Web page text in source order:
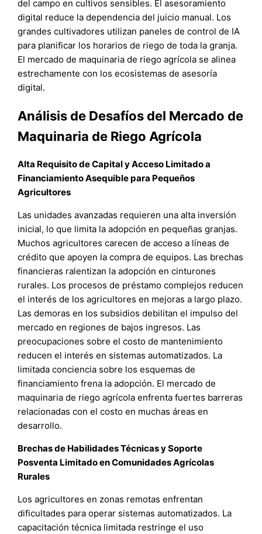
del campo en cultivos sensibles. El asesoramiento
digital reduce la dependencia del juicio manual. Los
grandes cultivadores utilizan paneles de control de IA
para planificar los horarios de riego de toda la granja.
El mercado de maquinaria de riego agrícola se alinea
estrechamente con los ecosistemas de asesoría
digital.
Análisis de Desafíos del Mercado de
Maquinaria de Riego Agrícola
Alta Requisito de Capital y Acceso Limitado a
Financiamiento Asequible para Pequeños
Agricultores
Las unidades avanzadas requieren una alta inversión
inicial, lo que limita la adopción en pequeñas granjas.
Muchos agricultores carecen de acceso a líneas de
crédito que apoyen la compra de equipos. Las brechas
financieras ralentizan la adopción en cinturones
rurales. Los procesos de préstamo complejos reducen
el interés de los agricultores en mejoras a largo plazo.
Las demoras en los subsidios debilitan el impulso del
mercado en regiones de bajos ingresos. Las
preocupaciones sobre el costo de mantenimiento
reducen el interés en sistemas automatizados. La
limitada conciencia sobre los esquemas de
financiamiento frena la adopción. El mercado de
maquinaria de riego agrícola enfrenta fuertes barreras
relacionadas con el costo en muchas áreas en
desarrollo.
Brechas de Habilidades Técnicas y Soporte
Posventa Limitado en Comunidades Agrícolas
Rurales
Los agricultores en zonas remotas enfrentan
dificultades para operar sistemas automatizados. La
capacitación técnica limitada restringe el uso